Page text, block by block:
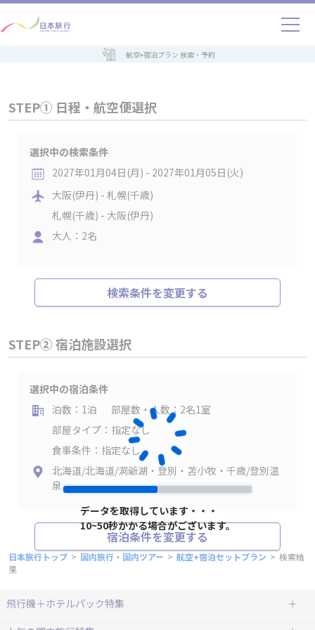
航空+宿泊プラン 検索・予約
データを取得しています・・・
10~50秒かかる場合がございます。
STEP① 日程・航空便選択
選択中の検索条件
2027年01月04日(月) - 2027年01月05日(火)
大阪(伊丹) - 札幌(千歳)
札幌(千歳) - 大阪(伊丹)
大人：2名
検索条件を変更する
STEP② 宿泊施設選択
選択中の宿泊条件
泊数：1泊
部屋数・人数：2名1室
部屋タイプ：指定なし
食事条件：指定なし
北海道/北海道/洞爺湖・登別・苫小牧・千歳/登別温
泉
宿泊条件を変更する
日本旅行トップ > 国内旅行・国内ツアー > 航空+宿泊セットプラン > 検索結
果
飛行機＋ホテルパック特集